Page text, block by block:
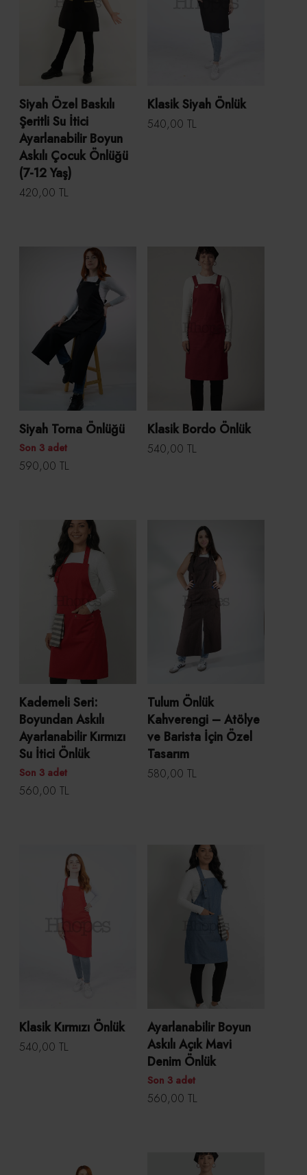
Siyah Özel Baskılı
Şeritli Su İtici
Ayarlanabilir Boyun
Askılı Çocuk Önlüğü
(7-12 Yaş)
420,00 TL
Klasik Siyah Önlük
540,00 TL
Siyah Torna Önlüğü
Son 3 adet
590,00 TL
Klasik Bordo Önlük
540,00 TL
Kademeli Seri:
Boyundan Askılı
Ayarlanabilir Kırmızı
Su İtici Önlük
Son 3 adet
560,00 TL
Tulum Önlük
Kahverengi – Atölye
ve Barista İçin Özel
Tasarım
580,00 TL
Klasik Kırmızı Önlük
540,00 TL
Ayarlanabilir Boyun
Askılı Açık Mavi
Denim Önlük
Son 3 adet
560,00 TL